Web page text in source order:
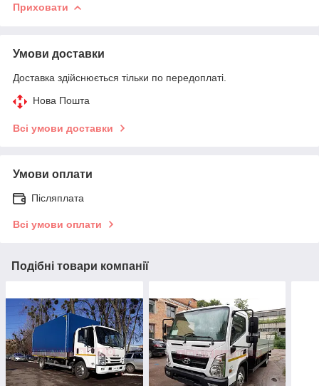
Приховати
Умови доставки
Доставка здійснюється тільки по передоплаті.
Нова Пошта
Всі умови доставки
Умови оплати
Післяплата
Всі умови оплати
Подібні товари компанії